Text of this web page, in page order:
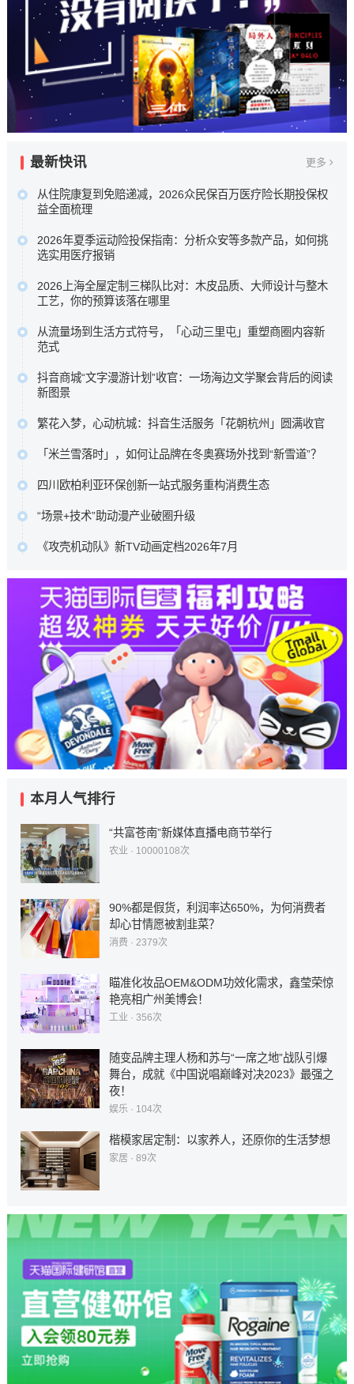
最新快讯 更多
从住院康复到免赔递减，2026众民保百万医疗险长期投保权
益全面梳理
较，核心围绕众安保险众民保2026臻选版，重点梳理其极宽
投保准入规则、新增住院康复责任，以及长期持有可获的免
赔额递减或既往症赔付等相伴权益，以期为不...…
原文链接
2026年夏季运动险投保指南：分析众安等多款产品，如何挑
选实用医疗报销
，我们针对众安等多款热门运动险的理赔细则进行了深度梳
理 ，助您理清保障核心，在运动时多一份安心。…
原文链接
2026上海全屋定制三梯队比对：木皮品质、大师设计与整木
工艺，你的预算该落在哪里
比区间，博洛尼以“大师设计+德国品质”定位中高端，图森则
专注高端大宅整木定制。…
原文链接
从流量场到生活方式符号，「心动三里屯」重塑商圈内容新
范式
去，新一代消费者走进商圈，为的不再是提袋消费，而是一
场可打卡、可停留、可分享、可聚会的完整生活叙事。…
原文链接
抖音商城“文字漫游计划”收官：一场海边文学聚会背后的阅读
新图景
生活关系的理解。徐则臣同时以《人民文学》主编身份，谈
及文学期刊在数字时代如何重新连接读者。…
繁花入梦，心动杭城：抖音生活服务「花朝杭州」圆满收官
潭印月、世纪中心等六大本地核心景点，重磅推出了一组城
市情绪海报。…
「米兰雪落时」，如何让品牌在冬奥赛场外找到“新雪道”？
民参与的多巴胺Citywalk，带着水之蔻、橘朵、INTO YOU等
品牌，走进了全球年轻人的视野与生活。…
四川欧柏利亚环保创新一站式服务重构消费生态
防撞板的产品创新与一站式服务体系的深度布局，为行业转
型升级提供了可借鉴的实践样本，更重新定义了中高端整装
原文链接
“场景+技术”助动漫产业破圈升级
产品输出向产业能力输出升级的关键阶段。向新场景要增
业守正创新的核心发展路径。…
原文链接
《攻壳机动队》新TV动画定档2026年7月
木村翔马执导，园城塔担任系列构成，半田修平负责人物设
定。…
原文链接
本月人气排行
“共富苍南”新媒体直播电商节举行
农业· 10000108次
90%都是假货，利润率达650%，为何消费者
却心甘情愿被割韭菜？
消费 · 2379次
瞄准化妆品OEM&ODM功效化需求，鑫莹荣惊
艳亮相广州美博会！
工业· 356次
随变品牌主理人杨和苏与“一席之地”战队引爆
舞台，成就《中国说唱巅峰对决2023》最强之
夜！
娱乐· 104次
楷模家居定制：以家养人，还原你的生活梦想
家居 · 89次